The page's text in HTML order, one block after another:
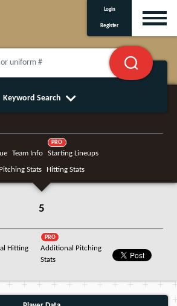
Login
Register
Keyword Search
Team Info
PRO
Starting Lineups
Pitching Stats Hitting Stats
5
Hitting
PRO
Additional Pitching
Stats